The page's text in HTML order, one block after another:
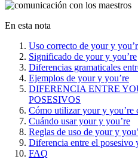
En esta nota
Uso correcto de your y
Significado de your y you’re
Diferencias gramaticales
Ejemplos de your y you’re
DIFERENCIA ENTRE
POSESIVOS
Cómo utilizar your y you’re
Cuándo usar your y you’re
Reglas de uso de your y
Diferencia entre el posesivo
FAQ